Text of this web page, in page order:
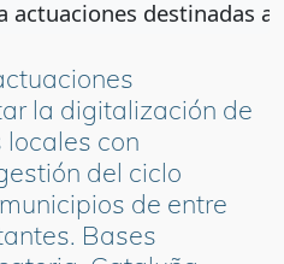
actuaciones destinadas
la digitalización de
con
del ciclo
de entre
Bases